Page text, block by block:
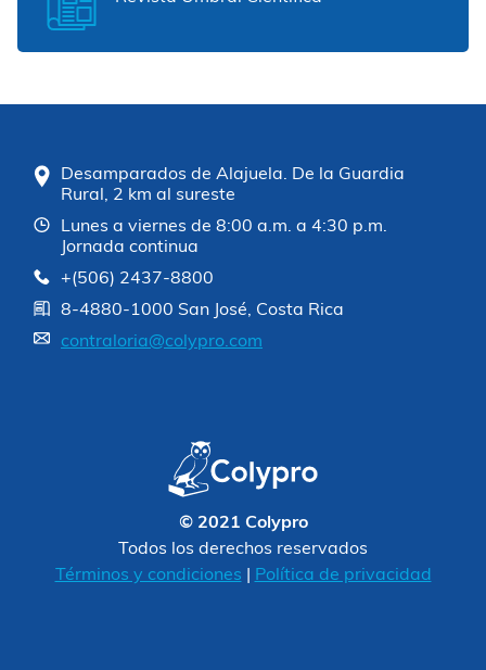
Desamparados de Alajuela. De la Guardia
Rural, 2 km al sureste
Lunes a viernes de 8:00 a.m. a 4:30 p.m.
Jornada continua
+(506) 2437-8800
8-4880-1000 San José, Costa Rica
contraloria@colypro.com
© 2021 Colypro
Todos los derechos reservados
Términos y condiciones
Política de privacidad